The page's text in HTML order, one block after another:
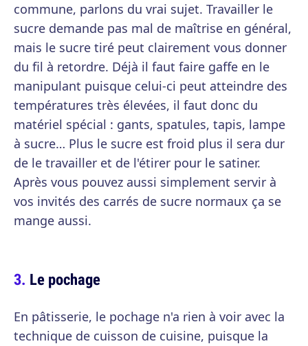
commune, parlons du vrai sujet. Travailler le
sucre demande pas mal de maîtrise en général,
mais le sucre tiré peut clairement vous donner
du fil à retordre. Déjà il faut faire gaffe en le
manipulant puisque celui-ci peut atteindre des
températures très élevées, il faut donc du
matériel spécial : gants, spatules, tapis, lampe
à sucre… Plus le sucre est froid plus il sera dur
de le travailler et de l'étirer pour le satiner.
Après vous pouvez aussi simplement servir à
vos invités des carrés de sucre normaux ça se
mange aussi.
Le pochage
En pâtisserie, le pochage n'a rien à voir avec la
technique de cuisson de cuisine, puisque la